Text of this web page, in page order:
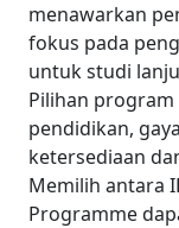
menawarkan
fokus pada
untuk studi
Pilihan
pendidikan,
ketersediaan
Memilih antara
Programme